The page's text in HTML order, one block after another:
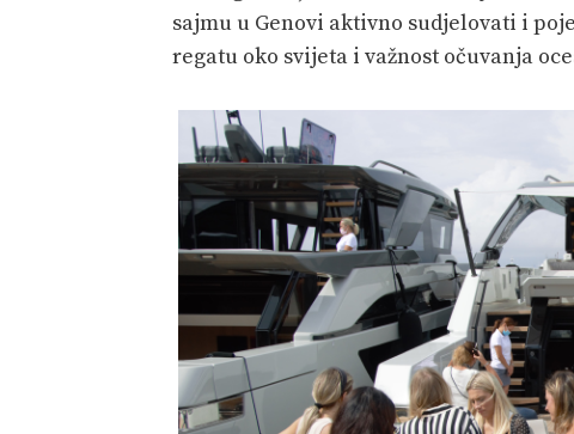
sajmu u Genovi aktivno sudjelovati i
regatu oko svijeta i važnost očuvanja